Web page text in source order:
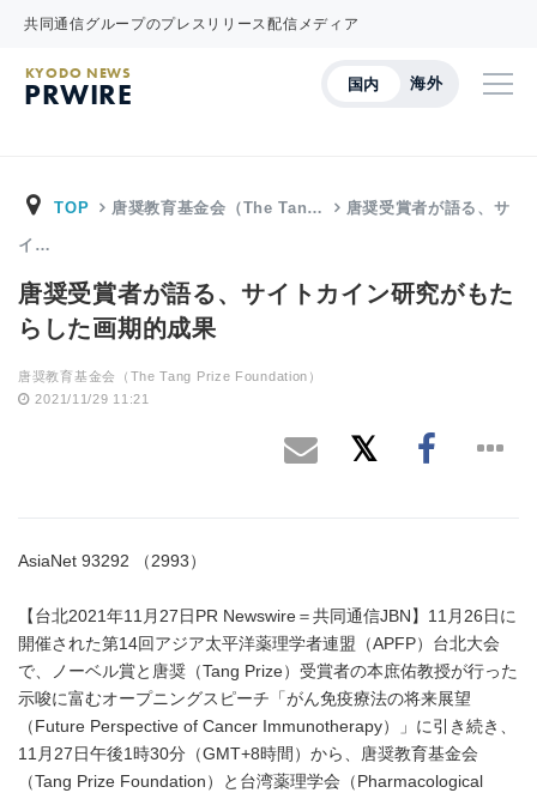
共同通信グループのプレスリリース配信メディア
国内 海外
KYODO NEWS
PRWIRE
TOP 唐奨教育基金会（The Tan… 唐奨受賞者が語る、サ
イ…
唐奨受賞者が語る、サイトカイン研究がもた
らした画期的成果
唐奨教育基金会（The Tang Prize Foundation）
2021/11/29 11:21
AsiaNet 93292 （2993）
【台北2021年11月27日PR Newswire＝共同通信JBN】11月26日に
開催された第14回アジア太平洋薬理学者連盟（APFP）台北大会
で、ノーベル賞と唐奨（Tang Prize）受賞者の本庶佑教授が行った
示唆に富むオープニングスピーチ「がん免疫療法の将来展望
（Future Perspective of Cancer Immunotherapy）」に引き続き、
11月27日午後1時30分（GMT+8時間）から、唐奨教育基金会
（Tang Prize Foundation）と台湾薬理学会（Pharmacological